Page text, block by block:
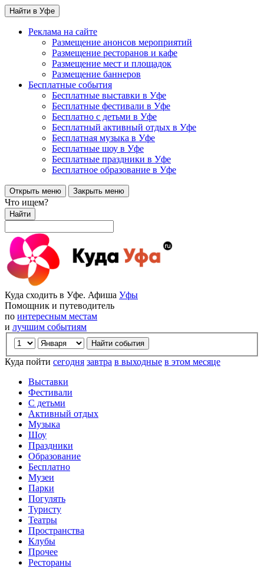
Найти в Уфе
Реклама на сайте
Размещение анонсов мероприятий
Размещение ресторанов и кафе
Размещение мест и площадок
Размещение баннеров
Бесплатные события
Бесплатные выставки в Уфе
Бесплатные фестивали в Уфе
Бесплатно с детьми в Уфе
Бесплатный активный отдых в Уфе
Бесплатная музыка в Уфе
Бесплатные шоу в Уфе
Бесплатные праздники в Уфе
Бесплатное образование в Уфе
Открыть меню Закрыть меню
Что ищем?
Найти
Куда сходить в Уфе. Афиша Уфы
Помощник и путеводитель
по интересным местам
и лучшим событиям
Куда пойти сегодня завтра в выходные в этом месяце
Выставки
Фестивали
С детьми
Активный отдых
Музыка
Шоу
Праздники
Образование
Бесплатно
Музеи
Парки
Погулять
Туристу
Театры
Пространства
Клубы
Прочее
Рестораны